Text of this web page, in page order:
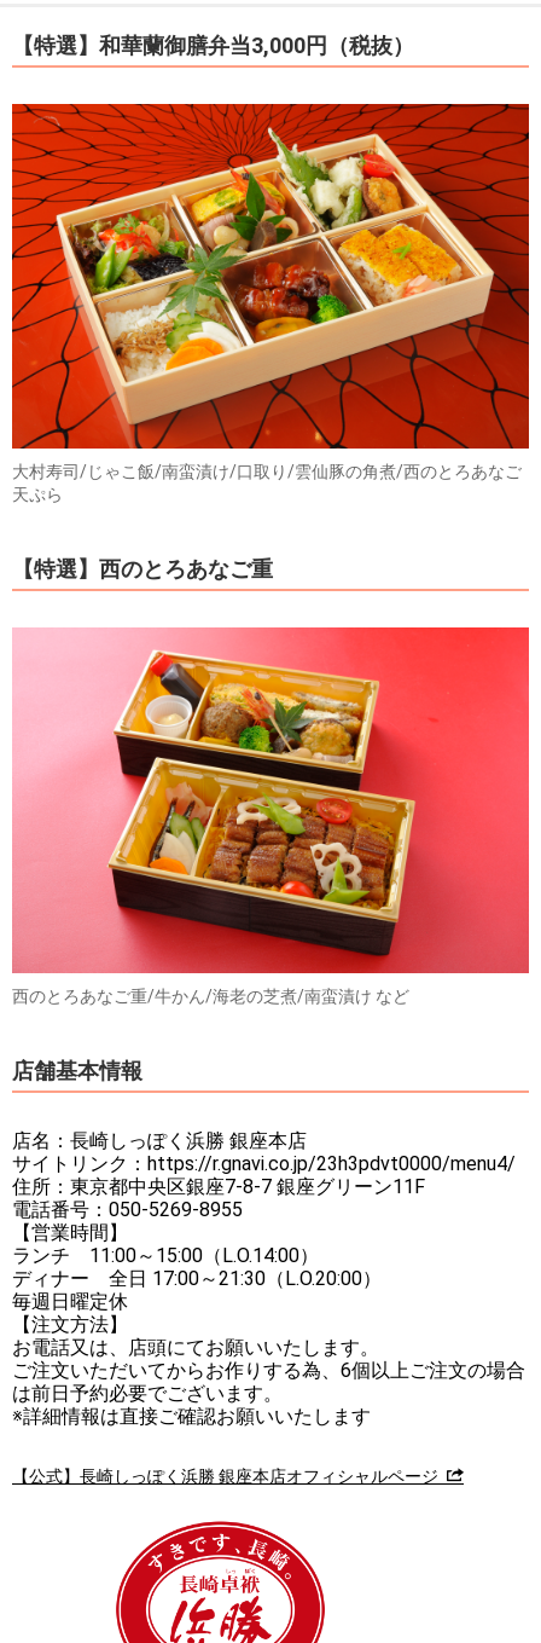
【特選】和華蘭御膳弁当3,000円（税抜）
大村寿司/じゃこ飯/南蛮漬け/口取り/雲仙豚の角煮/西のとろあなご
天ぷら
【特選】西のとろあなご重
西のとろあなご重/牛かん/海老の芝煮/南蛮漬け など
店舗基本情報
店名：長崎しっぽく浜勝 銀座本店
サイトリンク：https://r.gnavi.co.jp/23h3pdvt0000/menu4/
住所：東京都中央区銀座7-8-7 銀座グリーン11F
電話番号：050-5269-8955
【営業時間】
ランチ 11:00～15:00（L.O.14:00）
ディナー 全日 17:00～21:30（L.O.20:00）
毎週日曜定休
【注文方法】
お電話又は、店頭にてお願いいたします。
ご注文いただいてからお作りする為、6個以上ご注文の場合
は前日予約必要でございます。
※詳細情報は直接ご確認お願いいたします
【公式】長崎しっぽく浜勝 銀座本店オフィシャルページ